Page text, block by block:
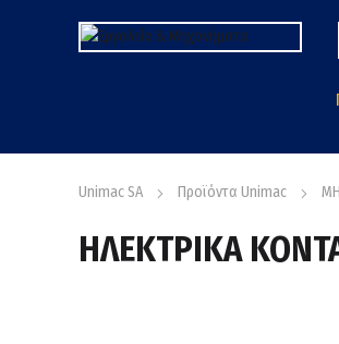
Unimac SA Προϊόντα Unimac
ΗΛΕΚΤΡΙΚΑ